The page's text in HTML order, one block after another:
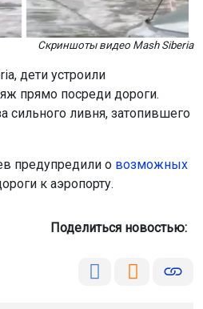
Скриншоты видео Mash Siberia
дети устроили
прямо посреди дороги.
сильного ливня, затопившего
предупредили о возможных
к аэропорту.
Поделиться новостью: